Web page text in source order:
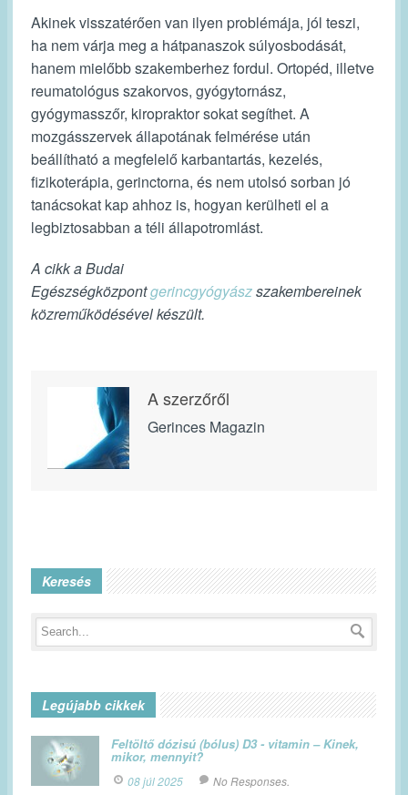
Akinek visszatérően van ilyen problémája, jól teszi,
ha nem várja meg a hátpanaszok súlyosbodását,
hanem mielőbb szakemberhez fordul. Ortopéd, illetve
reumatológus szakorvos, gyógytornász,
gyógymasszőr, kiropraktor sokat segíthet. A
mozgásszervek állapotának felmérése után
beállítható a megfelelő karbantartás, kezelés,
fizikoterápia, gerinctorna, és nem utolsó sorban jó
tanácsokat kap ahhoz is, hogyan kerülheti el a
legbiztosabban a téli állapotromlást.
A cikk a Budai
Egészségközpontgerincgyógyászszakembereinek
közreműködésével készült.
A szerzőről
Gerinces Magazin
Keresés
Legújabb cikkek
Feltöltő dózisú (bólus) D3 - vitamin – Kinek,
mikor, mennyit?
08 júl 2025 No Responses.